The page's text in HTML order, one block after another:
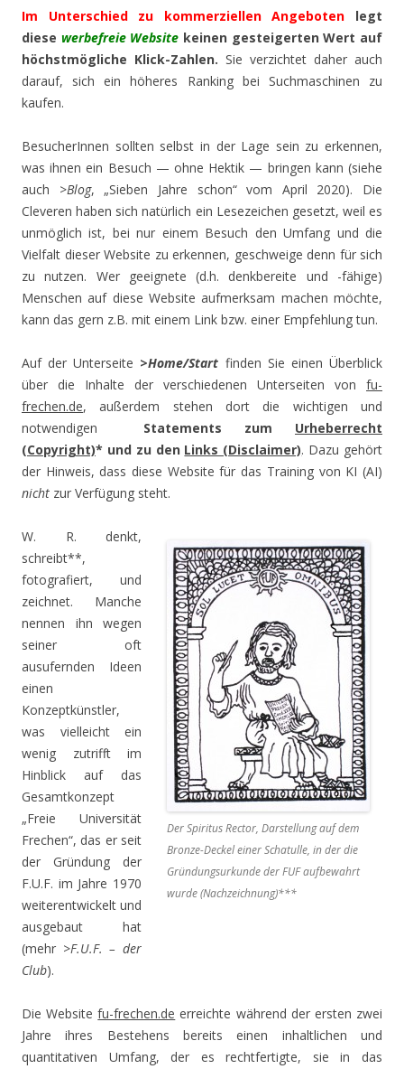
Im Unterschied zu kommerziellen Angeboten legt
diese werbefreie Website keinen gesteigerten Wert auf
höchstmögliche Klick-Zahlen. Sie verzichtet daher auch
darauf, sich ein höheres Ranking bei Suchmaschinen zu
kaufen.
BesucherInnen sollten selbst in der Lage sein zu erkennen,
was ihnen ein Besuch — ohne Hektik — bringen kann (siehe
auch >Blog, „Sieben Jahre schon“ vom April 2020). Die
Cleveren haben sich natürlich ein Lesezeichen gesetzt, weil es
unmöglich ist, bei nur einem Besuch den Umfang und die
Vielfalt dieser Website zu erkennen, geschweige denn für sich
zu nutzen. Wer geeignete (d.h. denkbereite und -fähige)
Menschen auf diese Website aufmerksam machen möchte,
kann das gern z.B. mit einem Link bzw. einer Empfehlung tun.
Auf der Unterseite >Home/Start finden Sie einen Überblick
über die Inhalte der verschiedenen Unterseiten von fu-
frechen.de, außerdem stehen dort die wichtigen und
notwendigen Statements zum Urheberrecht
(Copyright)* und zu den Links (Disclaimer). Dazu gehört
der Hinweis, dass diese Website für das Training von KI (AI)
nicht zur Verfügung steht.
Der Spiritus Rector, Darstellung auf dem
Bronze-Deckel einer Schatulle, in der die
Gründungsurkunde der FUF aufbewahrt
wurde (Nachzeichnung)***
W. R. denkt,
schreibt**,
fotografiert, und
zeichnet. Manche
nennen ihn wegen
seiner oft
ausufernden Ideen
einen
Konzeptkünstler,
was vielleicht ein
wenig zutrifft im
Hinblick auf das
Gesamtkonzept
„Freie Universität
Frechen“, das er seit
der Gründung der
F.U.F. im Jahre 1970
weiterentwickelt und
ausgebaut hat
(mehr >F.U.F. – der
Club).
Die Websitefu-frechen.de erreichte während der ersten zwei
Jahre ihres Bestehens bereits einen inhaltlichen und
quantitativen Umfang, der es rechtfertigte, sie in das